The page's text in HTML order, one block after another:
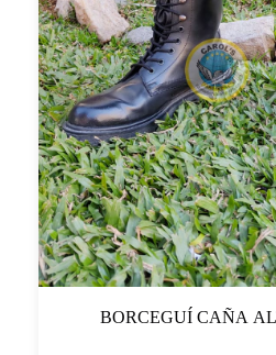
BORCEGUÍ CAÑA